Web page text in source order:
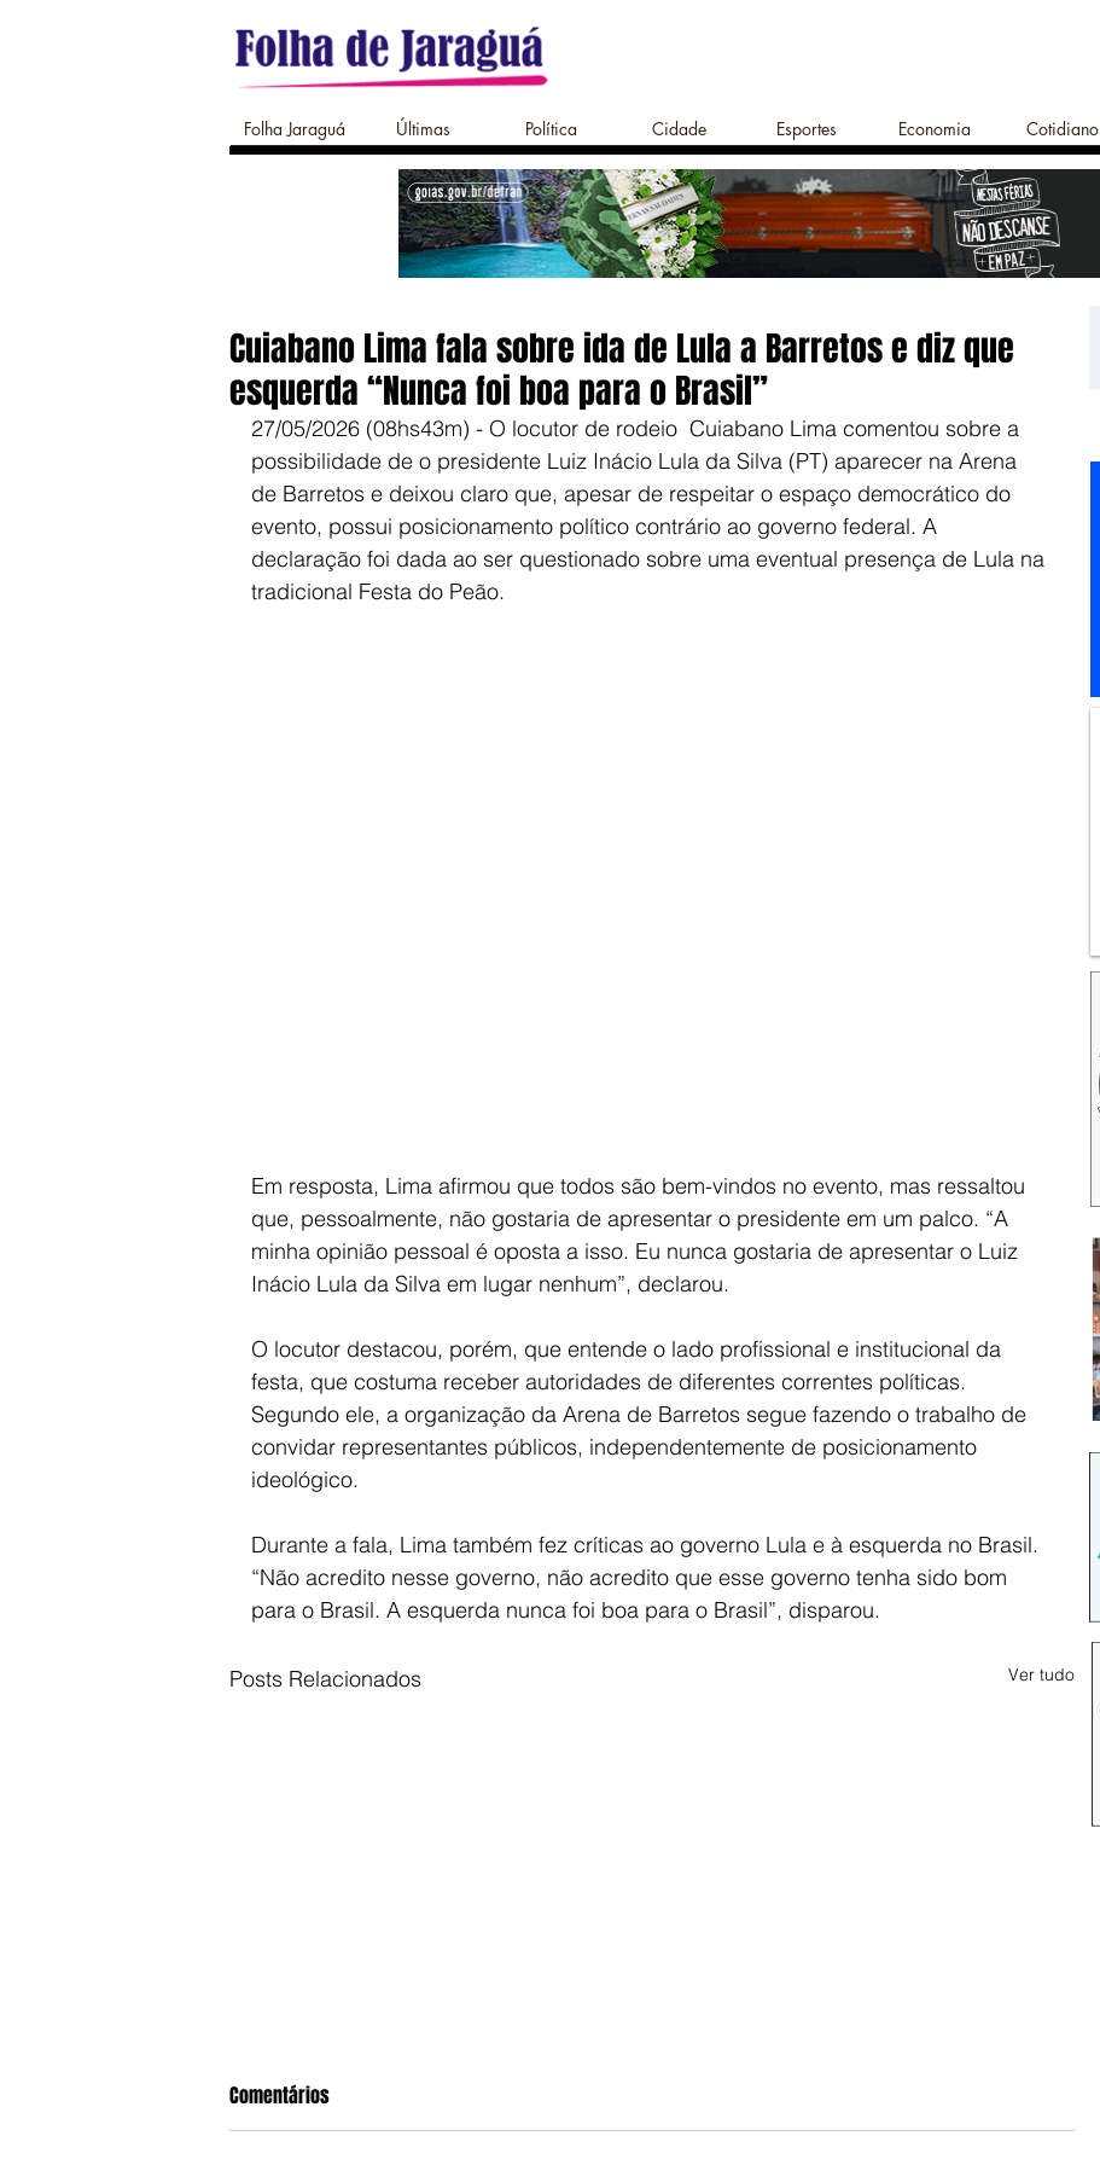
Folha Jaraguá Últimas Política Cidade Esportes Economia Cotidiano
Cuiabano Lima fala sobre ida de Lula a Barretos e diz que
esquerda “Nunca foi boa para o Brasil”
27/05/2026 (08hs43m) - O locutor de rodeio  Cuiabano Lima comentou sobre a
possibilidade de o presidente Luiz Inácio Lula da Silva (PT) aparecer na Arena
de Barretos e deixou claro que, apesar de respeitar o espaço democrático do
evento, possui posicionamento político contrário ao governo federal. A
declaração foi dada ao ser questionado sobre uma eventual presença de Lula na
tradicional Festa do Peão.
Em resposta, Lima afirmou que todos são bem-vindos no evento, mas ressaltou
que, pessoalmente, não gostaria de apresentar o presidente em um palco. “A
minha opinião pessoal é oposta a isso. Eu nunca gostaria de apresentar o Luiz
Inácio Lula da Silva em lugar nenhum”, declarou.
O locutor destacou, porém, que entende o lado profissional e institucional da
festa, que costuma receber autoridades de diferentes correntes políticas.
Segundo ele, a organização da Arena de Barretos segue fazendo o trabalho de
convidar representantes públicos, independentemente de posicionamento
ideológico.
Durante a fala, Lima também fez críticas ao governo Lula e à esquerda no Brasil.
“Não acredito nesse governo, não acredito que esse governo tenha sido bom
para o Brasil. A esquerda nunca foi boa para o Brasil”, disparou.
Posts Relacionados Ver tudo
Comentários